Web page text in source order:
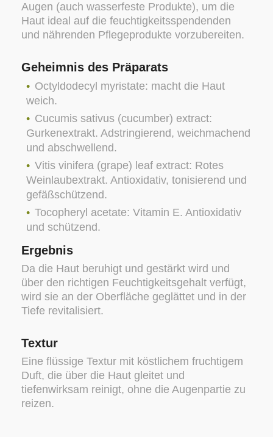
Augen (auch wasserfeste Produkte), um die
Haut ideal auf die feuchtigkeitsspendenden
und nährenden Pflegeprodukte vorzubereiten.
Geheimnis des Präparats
Octyldodecyl myristate: macht die Haut
weich.
Cucumis sativus (cucumber) extract:
Gurkenextrakt. Adstringierend, weichmachend
und abschwellend.
Vitis vinifera (grape) leaf extract: Rotes
Weinlaubextrakt. Antioxidativ, tonisierend und
gefäßschützend.
Tocopheryl acetate: Vitamin E. Antioxidativ
und schützend.
Ergebnis
Da die Haut beruhigt und gestärkt wird und
über den richtigen Feuchtigkeitsgehalt verfügt,
wird sie an der Oberfläche geglättet und in der
Tiefe revitalisiert.
Textur
Eine flüssige Textur mit köstlichem fruchtigem
Duft, die über die Haut gleitet und
tiefenwirksam reinigt, ohne die Augenpartie zu
reizen.